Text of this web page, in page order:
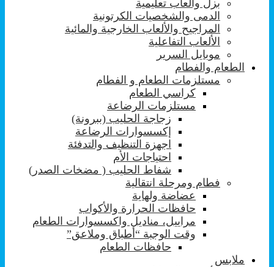
بزل والعاب تعليمية
الدمى والشخصيات الكرتونية
المراجيح والألعاب الخارجية والمائية
الألعاب التفاعلية
موبايل السرير
الطعام والفطام
مستلزمات الطعام و الفطام
كراسي الطعام
مستلزمات الرضاعة
زجاجة الحليب (ببرونة)
إكسسوارات الرضاعة
اجهزة التنظيف والتدفئة
احتياجات الأم
شفاط الحليب ( مضخات الصدر)
فطام ومرحلة انتقالية
عضاضة ولهاية
حافظات الحرارة والأكواب
مراييل، مناديل واكسسوارات الطعام
وقت الوجبة “أطباق وملاعق”
حافظات الطعام
ملابس